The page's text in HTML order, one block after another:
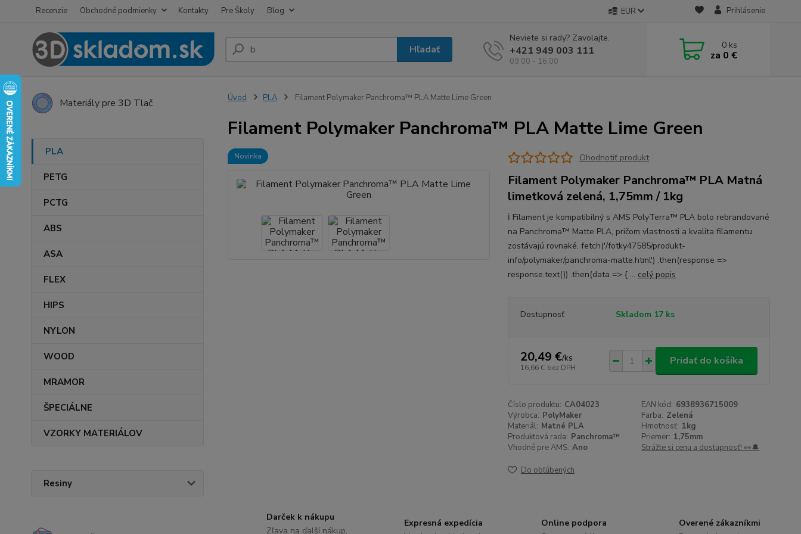
Recenzie Obchodné podmienky Kontakty Pre Školy Blog EUR Prihlásenie
Hľadať
Neviete si rady? Zavolajte.
+421 949 003 111
09:00 - 16:00
0 ks
za 0 €
Materiály pre 3D Tlač
PLA
PETG
PCTG
ABS
ASA
FLEX
HIPS
NYLON
WOOD
MRAMOR
ŠPECIÁLNE
VZORKY MATERIÁLOV
Resiny
Úvod PLA Filament Polymaker Panchroma™ PLA Matte Lime Green
Filament Polymaker Panchroma™ PLA Matte Lime Green
Novinka Ohodnotiť produkt
Filament Polymaker Panchroma™ PLA Matná
limetková zelená, 1,75mm / 1kg
ℹ️ Filament je kompatibilný s AMS PolyTerra™ PLA bolo rebrandované
na Panchroma™ Matte PLA, pričom vlastnosti a kvalita filamentu
zostávajú rovnaké. fetch('/fotky47585/produkt-
info/polymaker/panchroma-matte.html') .then(response =>
response.text()) .then(data => { ... celý popis
Dostupnosť Skladom 17 ks
20,49 €/ks
16,66 € bez DPH
Pridať do košíka
Číslo produktu: CA04023 EAN kód: 6938936715009
Výrobca: PolyMaker Farba: Zelená
Materiál: Matné PLA Hmotnosť: 1kg
Produktová rada: Panchroma™ Priemer: 1,75mm
Vhodné pre AMS: Ano Strážte si cenu a dostupnosť! 👀🔔
Do obľúbených
Darček k nákupu
Zľava na ďalší nákup,
Expresná expedícia
Online podpora
Overené zákazníkmi